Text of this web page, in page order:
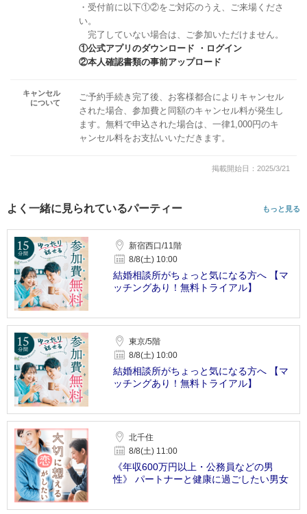
・受付前に以下①②をご対応のうえ、ご来場くださ
い。
完了していない場合は、ご参加いただけません。
①公式アプリのダウンロード ・ログイン
②本人確認書類の事前アップロード
キャンセル
について
ご予約手続き完了後、お客様都合によりキャンセル
された場合、参加費と同額のキャンセル料が発生し
ます。無料で申込された場合は、一律1,000円のキ
ャンセル料をお支払いいただきます。
掲載開始日：2025/3/21
よく一緒に見られているパーティー もっと見る
新宿西口/11階
8/8(土) 10:00
結婚相談所がちょっと気になる方へ 【マ
ッチングあり！無料トライアル】
東京/5階
8/8(土) 10:00
結婚相談所がちょっと気になる方へ 【マ
ッチングあり！無料トライアル】
北千住
8/8(土) 11:00
《年収600万円以上・公務員などの男
性》 パートナーと健康に過ごしたい男女